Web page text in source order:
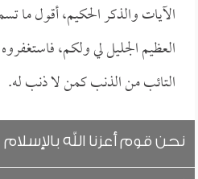
الآيات والذكر الحكيم، أقول ما
العظيم الجليل لي ولكم،
التائب من الذنب كمن لا ذنب له.
نحن قوم أعزنا الله بالإسلام